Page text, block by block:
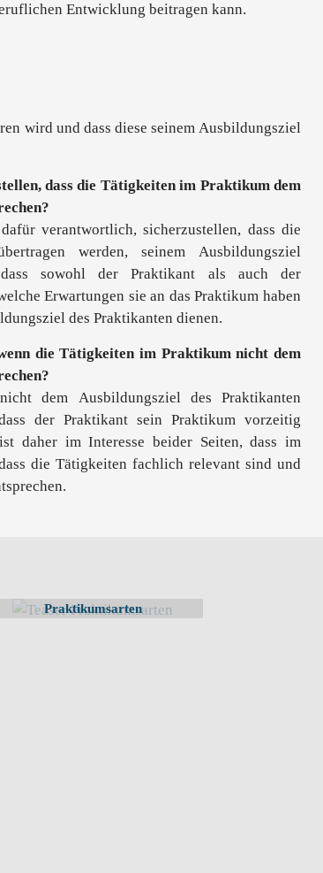
Entwicklung beitragen kann.
wird und dass diese seinem Ausbildungsziel
dass die Tätigkeiten im Praktikum dem
verantwortlich, sicherzustellen, dass die
werden, seinem Ausbildungsziel
sowohl der Praktikant als auch der
Erwartungen sie an das Praktikum haben
des Praktikanten dienen.
die Tätigkeiten im Praktikum nicht dem
dem Ausbildungsziel des Praktikanten
der Praktikant sein Praktikum vorzeitig
daher im Interesse beider Seiten, dass im
die Tätigkeiten fachlich relevant sind und
Praktikumsarten